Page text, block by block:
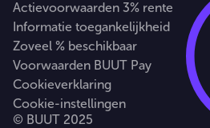
Actievoorwaarden 3% rente
Informatie toegankelijkheid
Zoveel % beschikbaar
Voorwaarden BUUT Pay
Cookieverklaring
Cookie-instellingen
© BUUT 2025